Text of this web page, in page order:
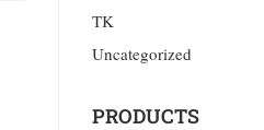
TK
Uncategorized
PRODUCTS